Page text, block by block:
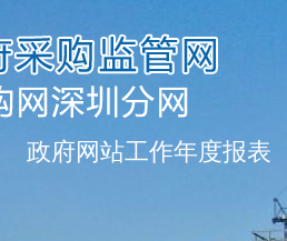
政府网站工作年度报表